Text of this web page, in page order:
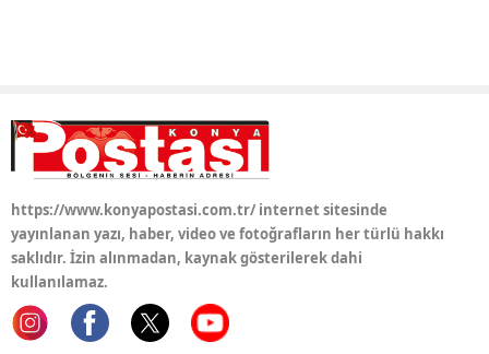
https://www.konyapostasi.com.tr/ internet sitesinde
yayınlanan yazı, haber, video ve fotoğrafların her türlü hakkı
saklıdır. İzin alınmadan, kaynak gösterilerek dahi
kullanılamaz.